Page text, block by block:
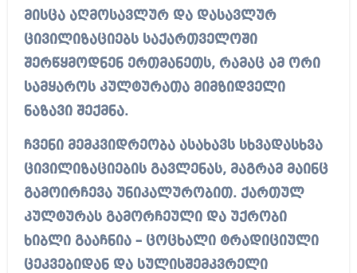
მისცა აღმოსავლურ და დასავლურ
ცივილიზაციებს საქართველოში
შერწყმოდნენ ერთმანეთს, რამაც ამ ორი
სამყაროს კულტურათა მიმზიდველი
ნაზავი შექმნა.
ჩვენი მემკვიდრეობა ასახავს სხვადასხვა
ცივილიზაციების გავლენას, მაგრამ მაინც
გამოირჩევა უნიკალურობით. ქართულ
კულტურას გამორჩეული და უქრობი
ხიბლი გააჩნია – ცოცხალი ტრადიციული
ცეკვებიდან და სულისშემკვრელი